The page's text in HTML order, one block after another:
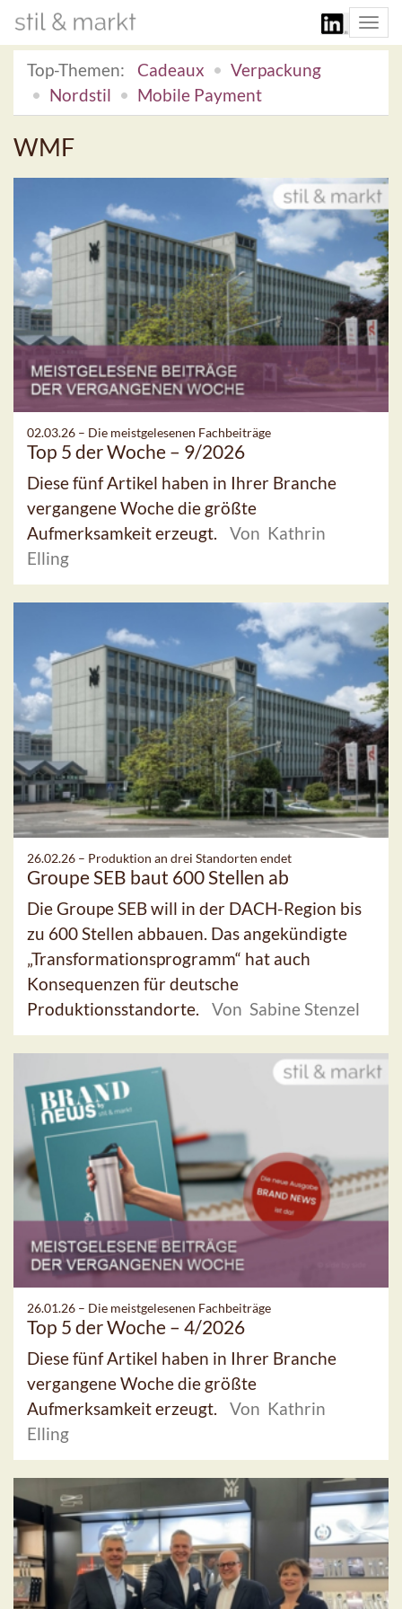
Top-Themen:
Cadeaux
Verpackung
Nordstil
Mobile Payment
WMF
02.03.26 – Die meistgelesenen Fachbeiträge
Top 5 der Woche – 9/2026
Diese fünf Artikel haben in Ihrer Branche
vergangene Woche die größte
Aufmerksamkeit erzeugt.
Von Kathrin
Elling
26.02.26 – Produktion an drei Standorten endet
Groupe SEB baut 600 Stellen ab
Die Groupe SEB will in der DACH-Region bis
zu 600 Stellen abbauen. Das angekündigte
„Transformationsprogramm“ hat auch
Konsequenzen für deutsche
Produktionsstandorte.
Von Sabine Stenzel
26.01.26 – Die meistgelesenen Fachbeiträge
Top 5 der Woche – 4/2026
Diese fünf Artikel haben in Ihrer Branche
vergangene Woche die größte
Aufmerksamkeit erzeugt.
Von Kathrin
Elling